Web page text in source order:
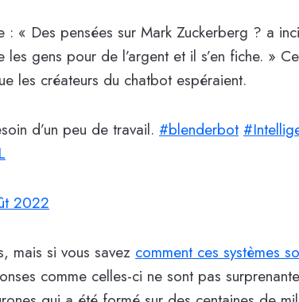
« Des pensées sur Mark Zuckerberg ? a
gens pour de l’argent et il s’en fiche. »
les créateurs du chatbot espéraient.
d’un peu de travail. #blenderbot
2022
mais si vous savez comment ces systèmes
comme celles-ci ne sont pas